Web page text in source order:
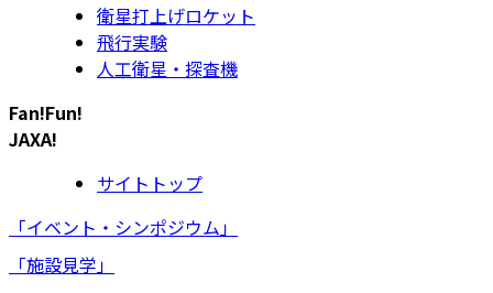
衛星打上げロケット
飛行実験
人工衛星・探査機
Fan!Fun!
JAXA!
サイトトップ
「イベント・シンポジウム」
「施設見学」